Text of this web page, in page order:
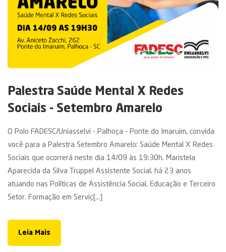
Palestra Saúde Mental X Redes
Sociais - Setembro Amarelo
O Polo FADESC/Uniasselvi - Palhoça - Ponte do Imaruim, convida
você para a Palestra Setembro Amarelo: Saúde Mental X Redes
Sociais que ocorrerá neste dia 14/09 às 19:30h. Maristela
Aparecida da Silva Truppel Assistente Social, há 23 anos
atuando nas Políticas de Assistência Social, Educação e Terceiro
Setor. Formação em Serviç[...]
Leia Mais